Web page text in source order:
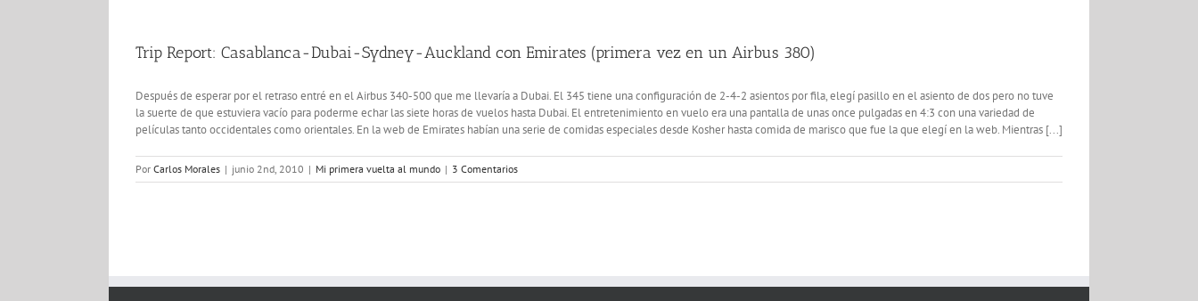
Trip Report: Casablanca-Dubai-Sydney-Auckland con Emirates (primera vez en un Airbus 380)
Después de esperar por el retraso entré en el Airbus 340-500 que me llevaría a Dubai. El 345 tiene una configuración de 2-4-2 asientos por fila, elegí pasillo en el asiento de dos pero no tuve
la suerte de que estuviera vacío para poderme echar las siete horas de vuelos hasta Dubai. El entretenimiento en vuelo era una pantalla de unas once pulgadas en 4:3 con una variedad de
películas tanto occidentales como orientales. En la web de Emirates habían una serie de comidas especiales desde Kosher hasta comida de marisco que fue la que elegí en la web. Mientras [...]
Por Carlos Morales | junio 2nd, 2010 | Mi primera vuelta al mundo | 3 Comentarios